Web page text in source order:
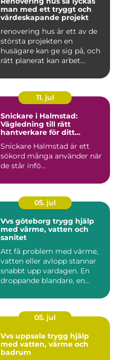
man med ett tryggt och
värdeskapande projekt
renovering hus är ett av de
största projekten en
husägare kan ge sig på, och
rätt planerat kan arbet...
11. jul
Snickare i Halmstad:
Vägledning till rätt
hantverkare för ditt
Snickare Halmstad är ett
sökord många använder när
de står infö...
05. jul
Vvs göteborg trygg hjälp
med värme, vatten och
sanitet
Att få problem med värme,
vatten eller avlopp stannar
snabbt upp vardagen. En
droppande blandare, en...
05. jul
Vvs uppsala trygg hjälp
med vatten, värme och
badrum